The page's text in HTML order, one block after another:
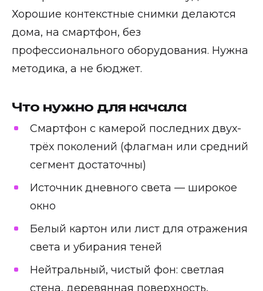
Хорошие контекстные снимки делаются
дома, на смартфон, без
профессионального оборудования. Нужна
методика, а не бюджет.
Что нужно для начала
Смартфон с камерой последних двух-
трёх поколений (флагман или средний
сегмент достаточны)
Источник дневного света — широкое
окно
Белый картон или лист для отражения
света и убирания теней
Нейтральный, чистый фон: светлая
стена, деревянная поверхность,